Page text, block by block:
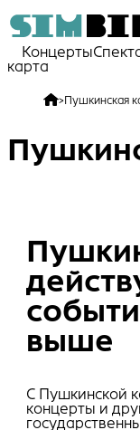
Концерты
карта
>Пушкинская
выше
С Пушкинской
концерты и